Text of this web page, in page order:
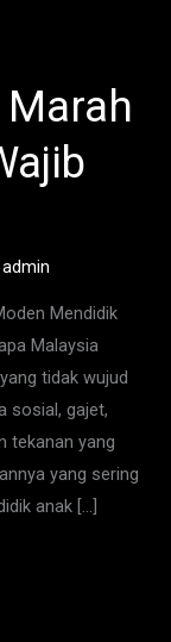
admin
Mendidik
Malaysia
tidak wujud
sosial, gajet,
tekanan yang
yang sering
anak […]